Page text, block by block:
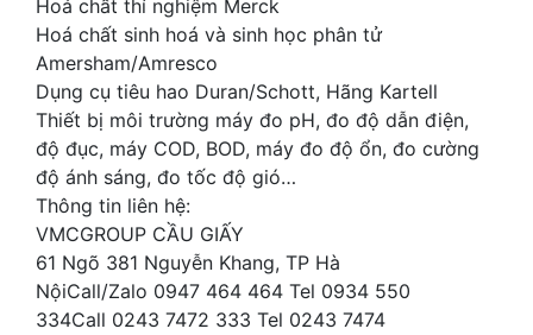
Hoá chất thí nghiệm Merck
Hoá chất sinh hoá và sinh học phân tử
Amersham/Amresco
Dụng cụ tiêu hao Duran/Schott, Hãng Kartell
Thiết bị môi trường máy đo pH, đo độ dẫn điện,
độ đục, máy COD, BOD, máy đo độ ổn, đo cường
độ ánh sáng, đo tốc độ gió…
Thông tin liên hệ:
VMCGROUP CẦU GIẤY
61 Ngõ 381 Nguyễn Khang, TP Hà
NộiCall/Zalo 0947 464 464 Tel 0934 550
334Call 0243 7472 333 Tel 0243 7474